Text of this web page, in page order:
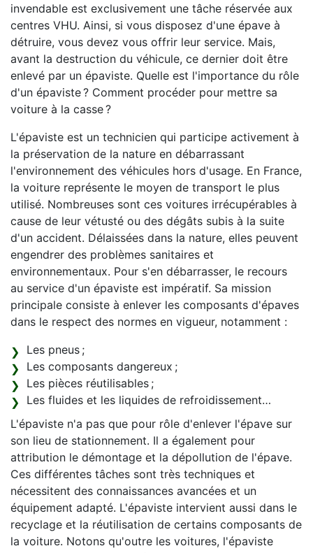
invendable est exclusivement une tâche réservée aux
centres VHU. Ainsi, si vous disposez d'une épave à
détruire, vous devez vous offrir leur service. Mais,
avant la destruction du véhicule, ce dernier doit être
enlevé par un épaviste. Quelle est l'importance du rôle
d'un épaviste ? Comment procéder pour mettre sa
voiture à la casse ?
L'épaviste est un technicien qui participe activement à
la préservation de la nature en débarrassant
l'environnement des véhicules hors d'usage. En France,
la voiture représente le moyen de transport le plus
utilisé. Nombreuses sont ces voitures irrécupérables à
cause de leur vétusté ou des dégâts subis à la suite
d'un accident. Délaissées dans la nature, elles peuvent
engendrer des problèmes sanitaires et
environnementaux. Pour s'en débarrasser, le recours
au service d'un épaviste est impératif. Sa mission
principale consiste à enlever les composants d'épaves
dans le respect des normes en vigueur, notamment :
Les pneus ;
Les composants dangereux ;
Les pièces réutilisables ;
Les fluides et les liquides de refroidissement…
L'épaviste n'a pas que pour rôle d'enlever l'épave sur
son lieu de stationnement. Il a également pour
attribution le démontage et la dépollution de l'épave.
Ces différentes tâches sont très techniques et
nécessitent des connaissances avancées et un
équipement adapté. L'épaviste intervient aussi dans le
recyclage et la réutilisation de certains composants de
la voiture. Notons qu'outre les voitures, l'épaviste